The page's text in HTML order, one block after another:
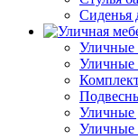
Сиденья
Уличные
Уличные
Уличные
Уличные